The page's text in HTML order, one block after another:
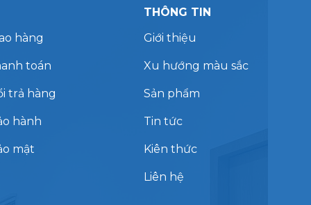
hàng
toán
trả hàng
hành
mật
THÔNG TIN
Giới thiệu
Xu hướng màu sắc
Sản phẩm
Tin tức
Kiên thức
Liên hệ